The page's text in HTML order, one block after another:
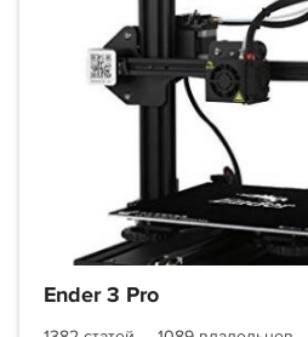
Ender 3 Pro